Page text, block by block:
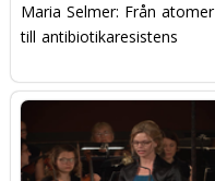
Maria Selmer: Från atomer
till antibiotikaresistens